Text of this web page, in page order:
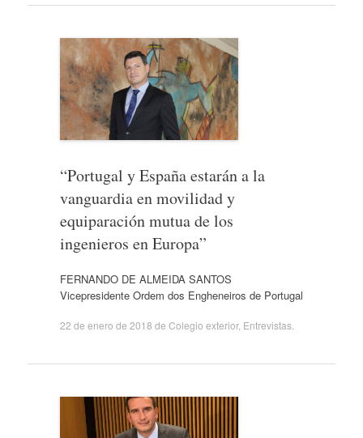
“Portugal y España estarán a la
vanguardia en movilidad y
equiparación mutua de los
ingenieros en Europa”
FERNANDO DE ALMEIDA SANTOS
Vicepresidente Ordem dos Engheneiros de Portugal
22 de enero de 2018 de Colegio exterior, Entrevistas.